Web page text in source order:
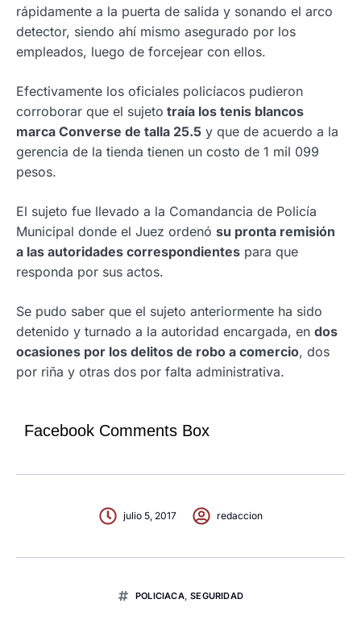
rápidamente a la puerta de salida y sonando el arco
detector, siendo ahí mismo asegurado por los
empleados, luego de forcejear con ellos.
Efectivamente los oficiales policíacos pudieron
corroborar que el sujeto traía los tenis blancos
marca Converse de talla 25.5 y que de acuerdo a la
gerencia de la tienda tienen un costo de 1 mil 099
pesos.
El sujeto fue llevado a la Comandancia de Policía
Municipal donde el Juez ordenó su pronta remisión
a las autoridades correspondientes para que
responda por sus actos.
Se pudo saber que el sujeto anteriormente ha sido
detenido y turnado a la autoridad encargada, en dos
ocasiones por los delitos de robo a comercio, dos
por riña y otras dos por falta administrativa.
Facebook Comments Box
julio 5, 2017 redaccion
POLICIACA,SEGURIDAD